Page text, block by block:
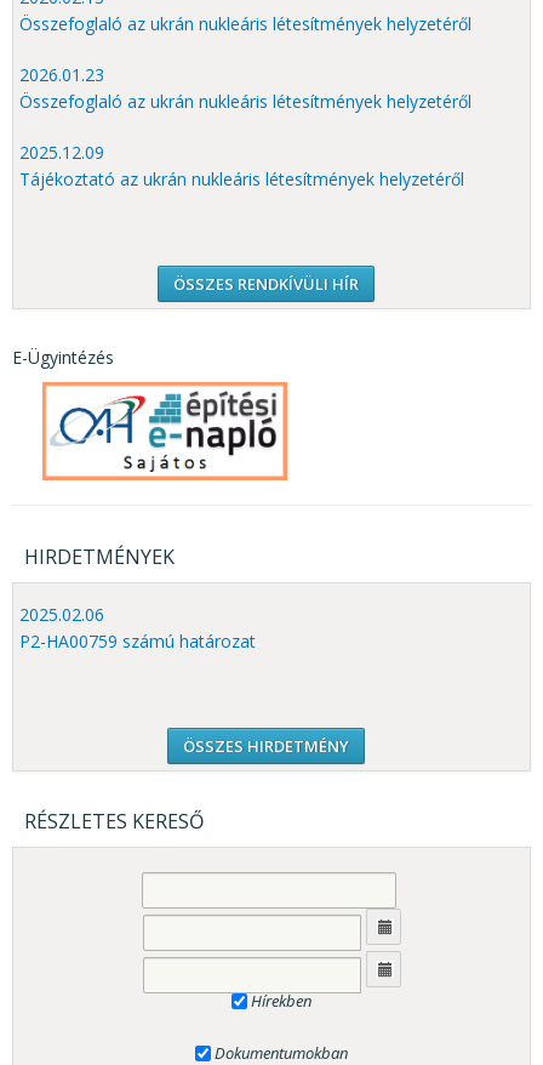
Összefoglaló az ukrán nukleáris létesítmények helyzetéről
2026.01.23
Összefoglaló az ukrán nukleáris létesítmények helyzetéről
2025.12.09
Tájékoztató az ukrán nukleáris létesítmények helyzetéről
ÖSSZES RENDKÍVÜLI HÍR
E-Ügyintézés
HIRDETMÉNYEK
2025.02.06
P2-HA00759 számú határozat
ÖSSZES HIRDETMÉNY
RÉSZLETES KERESŐ
Hírekben
Dokumentumokban